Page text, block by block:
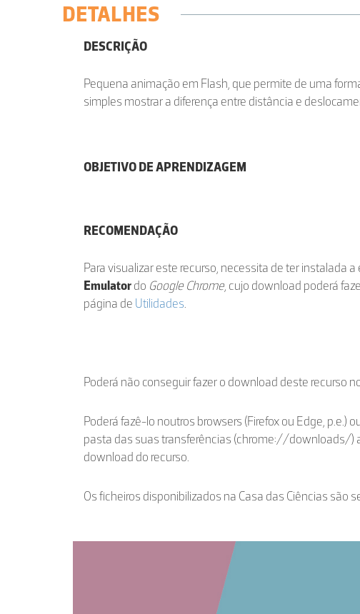
DETALHES
DESCRIÇÃO
Pequena animação em Flash, que permite de uma
simples mostrar a diferença entre distância e
OBJETIVO DE APRENDIZAGEM
RECOMENDAÇÃO
Para visualizar este recurso, necessita de ter instalada
Emulatordo Google Chrome, cujo download poderá
página de Utilidades.
Poderá não conseguir fazer o download deste recurso
Poderá fazê-lo noutros browsers (Firefox ou Edge, p.e.)
pasta das suas transferências (chrome://downloads/)
download do recurso.
Os ficheiros disponibilizados na Casa das Ciências são